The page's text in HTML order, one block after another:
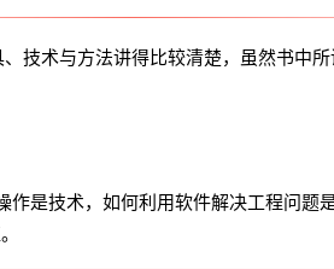
、技术与方法讲得比较清楚，虽然书中
作是技术，如何利用软件解决工程问题